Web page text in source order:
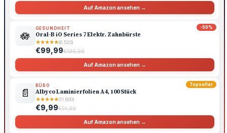
Auf Amazon ansehen →
-50%
🪷
GESUNDHEIT
Oral-B iO Series 7 Elektr. Zahnbürste
★★★★★(6.520)
€99,99€199,99
Auf Amazon ansehen →
Topseller
📄
BÜRO
Albyco Laminierfolien A4, 100 Stück
★★★★★(11.800)
€9,99€14,99
Auf Amazon ansehen →